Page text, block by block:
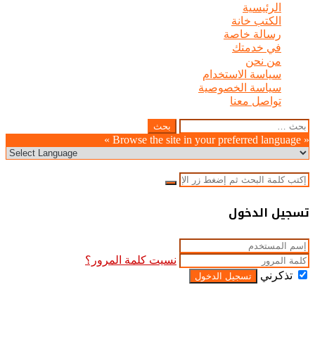
الرئيسية
الكتب خانة
رسالة خاصة
في خدمتك
من نحن
سياسة الاستخدام
سياسة الخصوصية
تواصل معنا
Facebook
Twitter
LinkedIn
Pinterest
Odnoklassniki
Pocket
WhatsApp
Telegram
Viber
زر
الذهاب
إلى
إغلاق
البحث
عن:
« Browse the site in your preferred language »
إغلاق
بحث
إغلاق
تسجيل الدخول
نسيت كلمة المرور؟
تذكرني
تسجيل الدخول